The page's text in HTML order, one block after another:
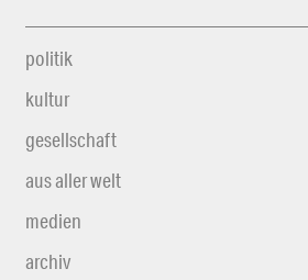
politik
kultur
gesellschaft
aus aller welt
medien
archiv